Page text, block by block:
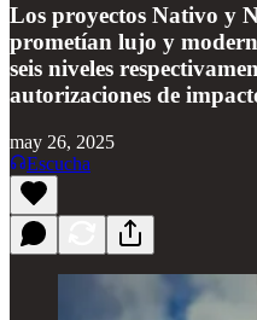
Los proyectos Nativo y
prometían lujo y
seis niveles
autorizaciones de
may 26, 2025
Escucha